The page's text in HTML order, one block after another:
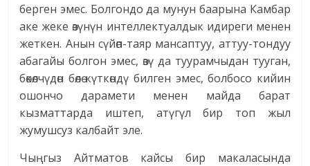
берген эмес. Болгондо да мунун баа­рына Камбар
аке жеке өзүнүн интеллектуалдык идиреги менен
жеткен. Анын сүйөп-таяр мансаптуу, аттуу-тондуу
абагайы болгон эмес, өзү да туурамчыдан тууган,
бөкөлчүдөн бөлө күткөндү билген эмес, болбосо кийин
ошончо дарамети менен майда барат
кызматтарда иштеп, атүгүл бир топ жыл
жумушсуз калбайт эле.
Чыңгыз Айтматов кайсы бир макаласында